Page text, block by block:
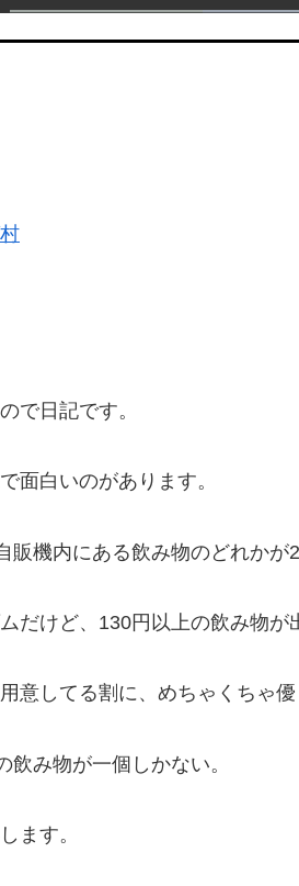
で日記です。
面白いのがあります。
販機内にある飲み物のどれかが
だけど、130円以上の飲み物が
意してる割に、めちゃくちゃ優
飲み物が一個しかない。
ます。